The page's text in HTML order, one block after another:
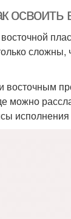
можно